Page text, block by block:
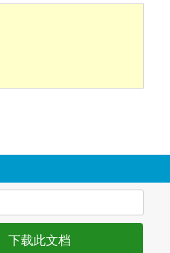
下载此文档